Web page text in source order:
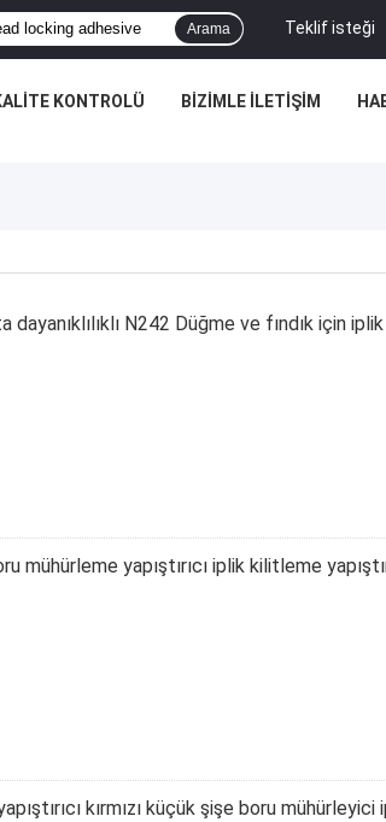
Teklif isteği
Arama
KONTROLÜ BIZIMLE İLETIŞIM
dayanıklılıklı N242 Düğme ve fındık için
yapıştırıcı iplik kilitleme
kırmızı küçük şişe boru mühürleyici